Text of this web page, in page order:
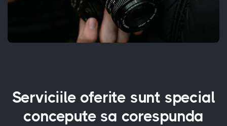
Serviciile oferite sunt special
concepute sa corespunda